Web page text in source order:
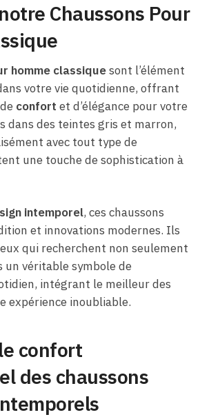
Chaussons Pour
homme classiquesont l’élément
votre vie quotidienne, offrant
confort et d’élégance pour votre
dans des teintes gris et marron,
avec tout type de
une touche de sophistication à
intemporel, ces chaussons
et innovations modernes. Ils
qui recherchent non seulement
un véritable symbole de
intégrant le meilleur des
expérience inoubliable.
confort
des chaussons